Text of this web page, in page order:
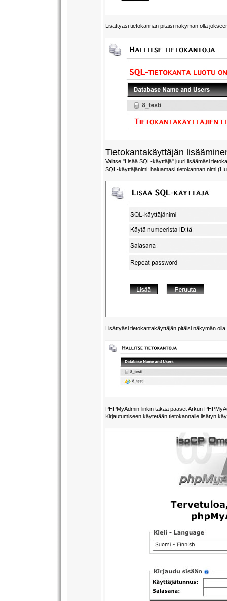
Lisättyäsi tietokannan pitäisi näkymän olla
Tietokantakäyttäjän
Valitse "Lisää SQL-käyttäjä" juuri lisäämäsi
SQL-käyttäjänimi: haluamasi tietokannan nimi
Lisättyäsi tietokantakäyttäjän pitäisi näkymän
PHPMyAdmin-linkin takaa pääset Arkun
Kirjautumiseen käytetään tietokannalle lisätyn